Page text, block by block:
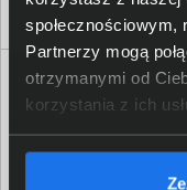
społecznościowym,
Partnerzy mogą
otrzymanymi od
korzystania z ich
Delkom 2000